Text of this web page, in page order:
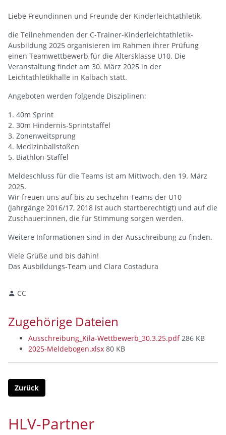
Liebe Freundinnen und Freunde der Kinderleichtathletik,
die Teilnehmenden der C-Trainer-Kinderleichtathletik-
Ausbildung 2025 organisieren im Rahmen ihrer Prüfung
einen Teamwettbewerb für die Altersklasse U10. Die
Veranstaltung findet am 30. März 2025 in der
Leichtathletikhalle in Kalbach statt.
Angeboten werden folgende Disziplinen:
40m Sprint
30m Hindernis-Sprintstaffel
Zonenweitsprung
Medizinballstoßen
Biathlon-Staffel
Meldeschluss für die Teams ist am Mittwoch, den 19. März
2025.
Wir freuen uns auf bis zu sechzehn Teams der U10
(Jahrgänge 2016/17, 2018 ist auch startberechtigt) und auf die
Zuschauer:innen, die für Stimmung sorgen werden.
Weitere Informationen sind in der Ausschreibung zu finden.
Viele Grüße und bis dahin!
Das Ausbildungs-Team und Clara Costadura
CC
Zugehörige Dateien
Ausschreibung_Kila-Wettbewerb_30.3.25.pdf286 KB
2025-Meldebogen.xlsx 80 KB
Zurück
HLV-Partner